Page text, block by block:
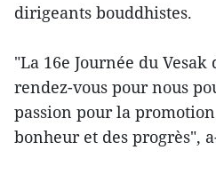
dirigeants bouddhistes.
"La 16e Journée du Vesak
rendez-vous pour nous
passion pour la
bonheur et des progrès",